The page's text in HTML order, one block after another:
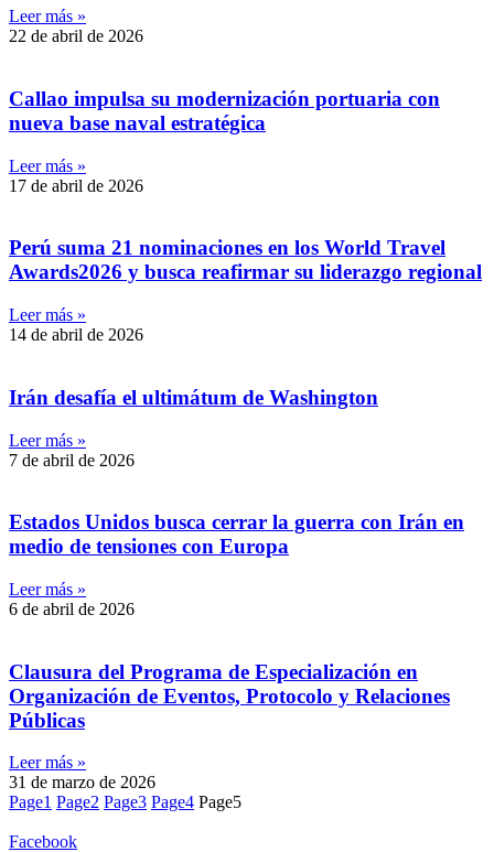
Leer más »
22 de abril de 2026
Callao impulsa su modernización portuaria con
nueva base naval estratégica
Leer más »
17 de abril de 2026
Perú suma 21 nominaciones en los World Travel
Awards2026 y busca reafirmar su liderazgo regional
Leer más »
14 de abril de 2026
Irán desafía el ultimátum de Washington
Leer más »
7 de abril de 2026
Estados Unidos busca cerrar la guerra con Irán en
medio de tensiones con Europa
Leer más »
6 de abril de 2026
Clausura del Programa de Especialización en
Organización de Eventos, Protocolo y Relaciones
Públicas
Leer más »
31 de marzo de 2026
Page1 Page2 Page3 Page4 Page5
Facebook